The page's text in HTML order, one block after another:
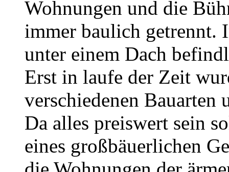
Wohnungen und die
immer baulich getrennt.
unter einem Dach
Erst in laufe der Zeit
verschiedenen
Da alles preiswert sein
eines großbäuerlichen